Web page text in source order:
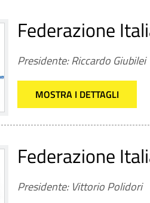
Federazione
Presidente: Riccardo Giubilei
MOSTRA I DETTAGLI
Federazione
Presidente: Vittorio Polidori